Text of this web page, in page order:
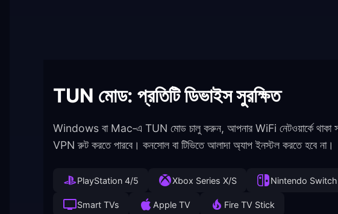
TUN মোড: প্রতিটি ডিভাইস সুরক্ষিত
Windows বা Mac‑এ TUN মোড চালু করুন, আপনার WiFi নেটওয়ার্কে থাকা
VPN রুট করতে পারবে। কনসোল বা টিভিতে আলাদা অ্যাপ ইনস্টল করতে হবে না।
PlayStation 4/5 Xbox Series X/S Nintendo Switch
Smart TVs Apple TV Fire TV Stick